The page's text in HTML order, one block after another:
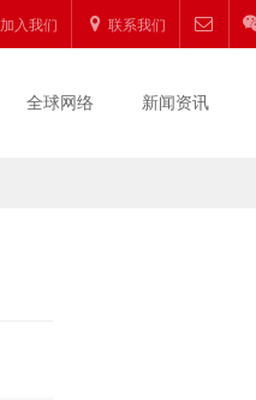
加入我们 联系我们
全球网络 新闻资讯